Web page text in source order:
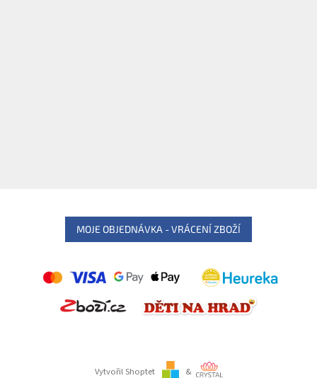
MOJE OBJEDNÁVKA - VRÁCENÍ ZBOŽÍ
Vytvořil Shoptet &